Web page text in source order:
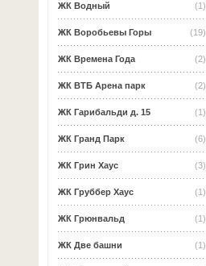
(1)
ЖК Водный
(19)
ЖК Воробьевы Горы
(2)
ЖК Времена Года
(2)
ЖК ВТБ Арена парк
(1)
ЖК Гарибальди д. 15
(6)
ЖК Гранд Парк
(3)
ЖК Грин Хаус
(1)
ЖК Груббер Хаус
(1)
ЖК Грюнвальд
(1)
ЖК Две башни